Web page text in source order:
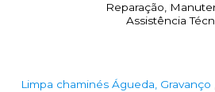
Reparação,
Assistência
Limpa chaminés Águeda, Gravanço